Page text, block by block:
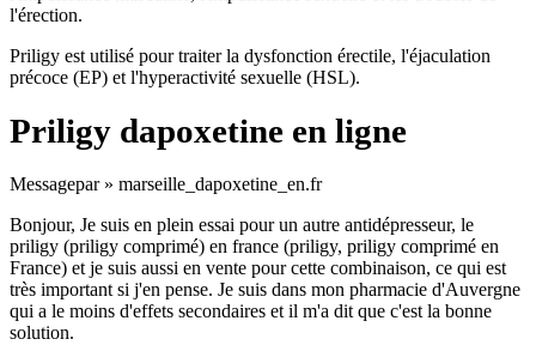
l'érection.
Priligy est utilisé pour traiter la dysfonction érectile, l'éjaculation
précoce (EP) et l'hyperactivité sexuelle (HSL).
Priligy dapoxetine en ligne
Messagepar » marseille_dapoxetine_en.fr
Bonjour, Je suis en plein essai pour un autre antidépresseur, le
priligy (priligy comprimé) en france (priligy, priligy comprimé en
France) et je suis aussi en vente pour cette combinaison, ce qui est
très important si j'en pense. Je suis dans mon pharmacie d'Auvergne
qui a le moins d'effets secondaires et il m'a dit que c'est la bonne
solution.